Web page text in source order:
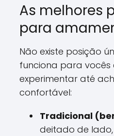
As melhores
para
Não existe posição
funciona para vocês
experimentar até
confortável:
Tradicional
deitado de